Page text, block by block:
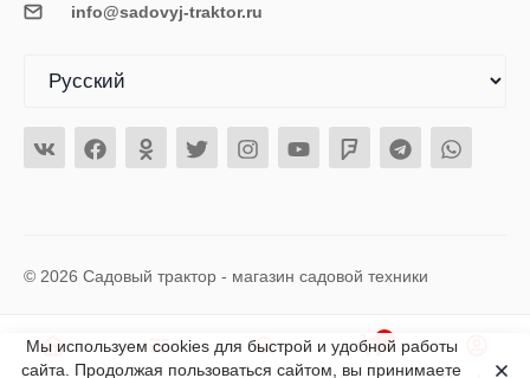
info@sadovyj-traktor.ru
© 2026 Садовый трактор - магазин садовой техники
Мы используем cookies для быстрой и удобной работы
сайта. Продолжая пользоваться сайтом, вы принимаете